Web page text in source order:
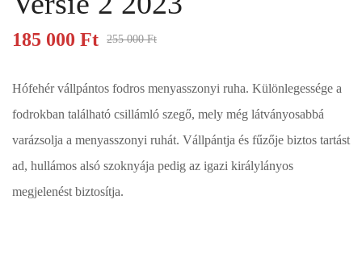
255 000Ft
185 000 Ft
Hófehér vállpántos fodros menyasszonyi ruha. Különlegessége a
fodrokban található csillámló szegő, mely még látványosabbá
varázsolja a menyasszonyi ruhát. Vállpántja és fűzője biztos tartást
ad, hullámos alsó szoknyája pedig az igazi királylányos
megjelenést biztosítja.